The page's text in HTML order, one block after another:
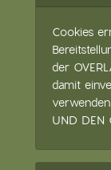
Cookies
der
damit
verwenden.
UND DEN